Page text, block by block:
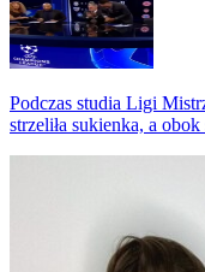
Podczas studia Ligi
strzeliła sukienka, a